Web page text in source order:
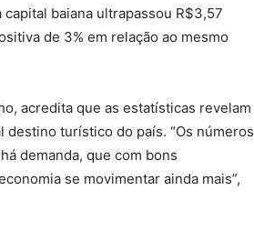
baiana ultrapassou R$3,57
de 3% em relação ao mesmo
acredita que as estatísticas revelam
turístico do país. “Os números
demanda, que com bons
se movimentar ainda mais”,